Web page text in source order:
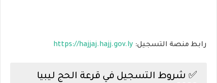
رابط منصة التسجيل: https://hajjaj.hajj.gov.ly
✅ شروط التسجيل في قرعة الحج ليبيا